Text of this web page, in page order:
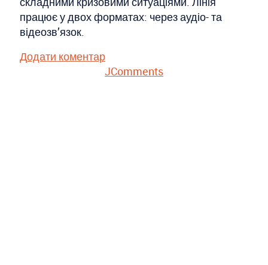
працює у двох форматах: через аудіо- та
відеозв’язок.
Додати коментар
JComments